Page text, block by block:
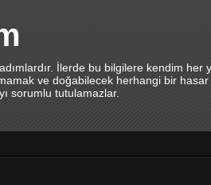
İlerde bu bilgilere kendim
ve doğabilecek herhangi bir
sorumlu tutulamazlar.